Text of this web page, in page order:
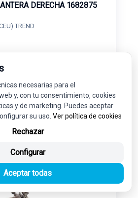
DERECHA 1682875
TREND
OEM: 1682875
24-48h
necesarias para el
y, con tu consentimiento, cookies
y de marketing. Puedes aceptar
su uso. Ver política de cookies
Rechazar
Configurar
Aceptar todas